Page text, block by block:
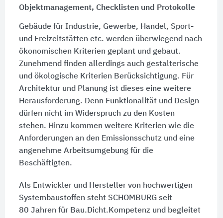
Objektmanagement, Checklisten und Protokolle
Gebäude für Industrie, Gewerbe, Handel, Sport-
und Freizeitstätten etc. werden überwiegend nach
ökonomischen Kriterien geplant und gebaut.
Zunehmend finden allerdings auch gestalterische
und ökologische Kriterien Berücksichtigung. Für
Architektur und Planung ist dieses eine weitere
Herausforderung. Denn Funktionalität und Design
dürfen nicht im Widerspruch zu den Kosten
stehen. Hinzu kommen weitere Kriterien wie die
Anforderungen an den Emissionsschutz und eine
angenehme Arbeitsumgebung für die
Beschäftigten.
Als Entwickler und Hersteller von hochwertigen
Systembaustoffen steht SCHOMBURG seit
80 Jahren für Bau.Dicht.Kompetenz und begleitet